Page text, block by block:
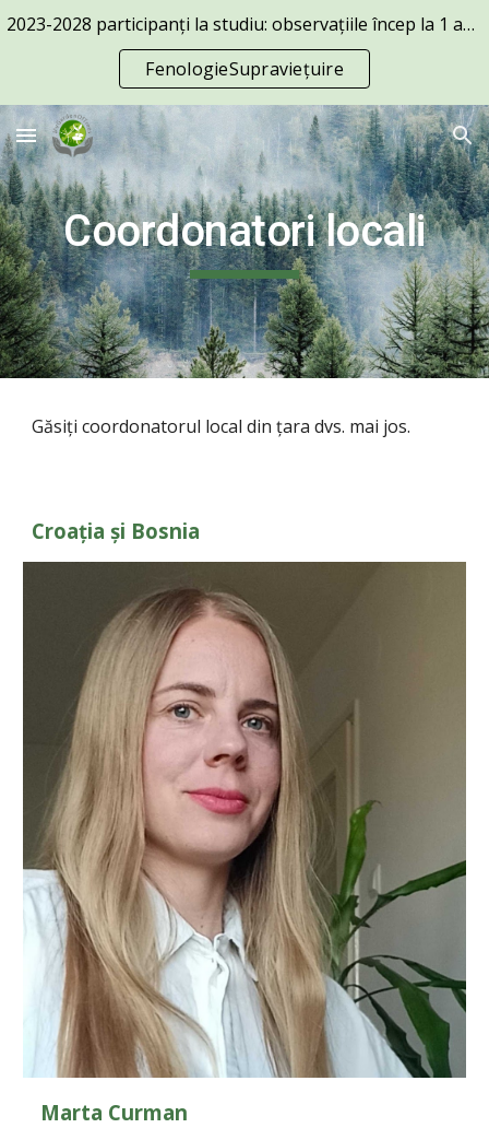
Skip to main content Skip to navigation
2023-2028 participanți la studiu: observațiile încep la 1 aprilie
FenologieSupraviețuire
Coordonatori locali
Găsiți coordonatorul local din țara dvs. mai jos.
Croația și Bosnia
Marta Curman